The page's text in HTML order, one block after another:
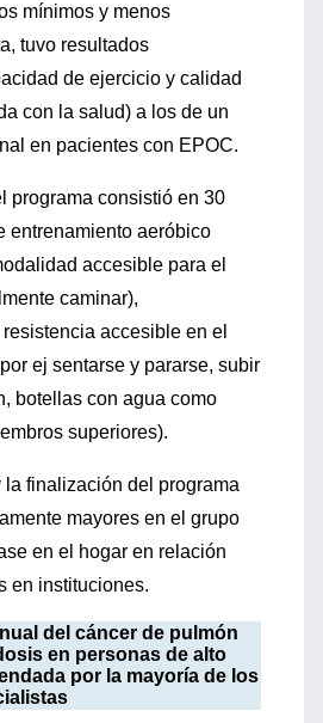
mínimos y menos
tuvo resultados
de ejercicio y calidad
con la salud) a los de un
en pacientes con EPOC.
programa consistió en 30
entrenamiento aeróbico
accesible para el
caminar),
accesible en el
ej sentarse y pararse, subir
botellas con agua como
superiores).
la finalización del programa
mayores en el grupo
en el hogar en relación
en instituciones.
del cáncer de pulmón
en personas de alto
por la mayoría de los